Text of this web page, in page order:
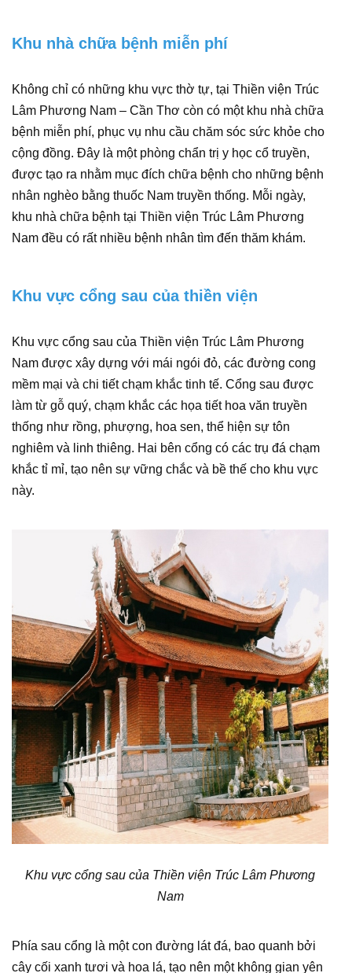
Khu nhà chữa bệnh miễn phí
Không chỉ có những khu vực thờ tự, tại Thiền viện Trúc
Lâm Phương Nam – Cần Thơ còn có một khu nhà chữa
bệnh miễn phí, phục vụ nhu cầu chăm sóc sức khỏe cho
cộng đồng. Đây là một phòng chẩn trị y học cổ truyền,
được tạo ra nhằm mục đích chữa bệnh cho những bệnh
nhân nghèo bằng thuốc Nam truyền thống. Mỗi ngày,
khu nhà chữa bệnh tại Thiền viện Trúc Lâm Phương
Nam đều có rất nhiều bệnh nhân tìm đến thăm khám.
Khu vực cổng sau của thiền viện
Khu vực cổng sau của Thiền viện Trúc Lâm Phương
Nam được xây dựng với mái ngói đỏ, các đường cong
mềm mại và chi tiết chạm khắc tinh tế. Cổng sau được
làm từ gỗ quý, chạm khắc các họa tiết hoa văn truyền
thống như rồng, phượng, hoa sen, thể hiện sự tôn
nghiêm và linh thiêng. Hai bên cổng có các trụ đá chạm
khắc tỉ mỉ, tạo nên sự vững chắc và bề thế cho khu vực
này.
Khu vực cổng sau của Thiền viện Trúc Lâm Phương
Nam
Phía sau cổng là một con đường lát đá, bao quanh bởi
cây cối xanh tươi và hoa lá, tạo nên một không gian yên